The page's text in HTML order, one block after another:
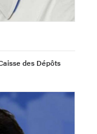
des Dépôts